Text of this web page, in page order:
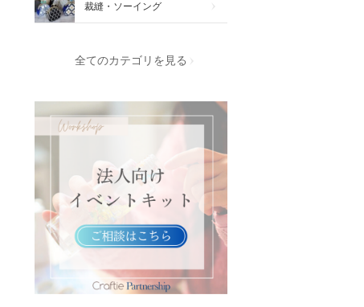
裁縫・ソーイング
全てのカテゴリを見る